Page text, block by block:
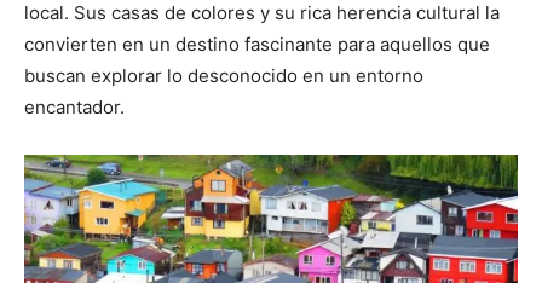
local. Sus casas de colores y su rica herencia cultural la
convierten en un destino fascinante para aquellos que
buscan explorar lo desconocido en un entorno
encantador.